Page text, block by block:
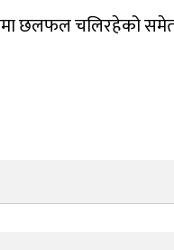
छलफल चलिरहेको